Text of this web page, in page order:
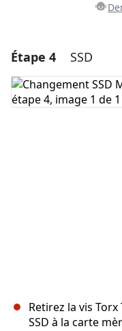
Ajouter un
Étape 4 SSD
Retirez la vis
SSD à la carte